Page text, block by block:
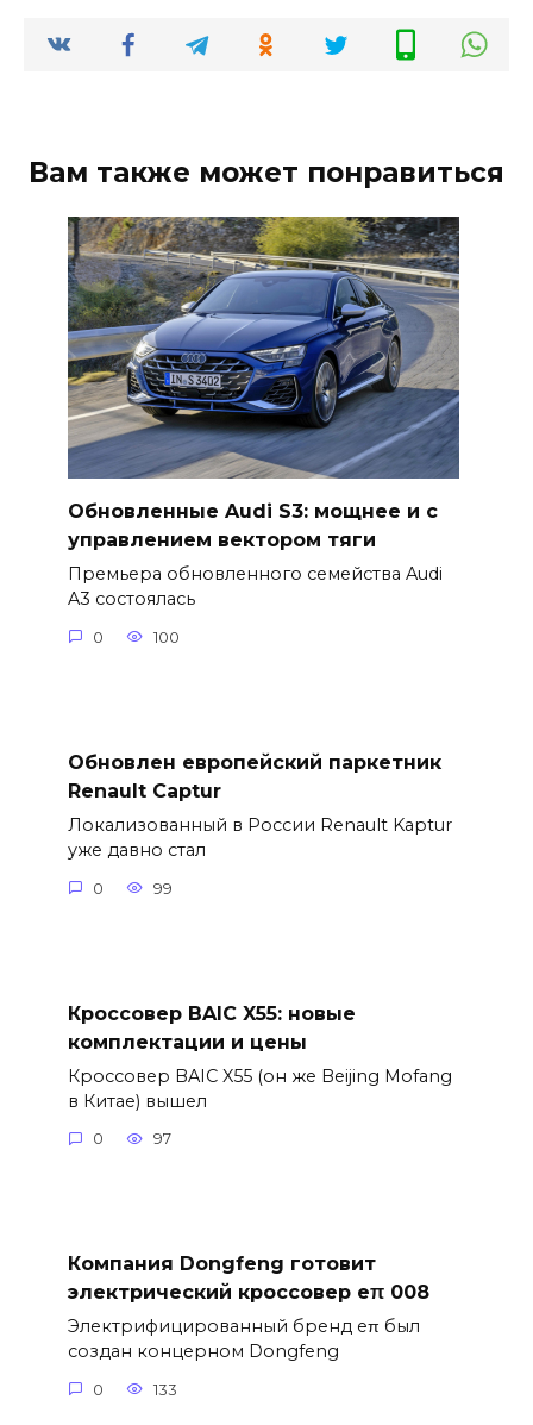
Вам также может понравиться
Обновленные Audi S3: мощнее и с
управлением вектором тяги
Премьера обновленного семейства Audi
A3 состоялась
0 100
Обновлен европейский паркетник
Renault Captur
Локализованный в России Renault Kaptur
уже давно стал
0 99
Кроссовер BAIC X55: новые
комплектации и цены
Кроссовер BAIC X55 (он же Beijing Mofang
в Китае) вышел
0 97
Компания Dongfeng готовит
электрический кроссовер eπ 008
Электрифицированный бренд eπ был
создан концерном Dongfeng
0 133